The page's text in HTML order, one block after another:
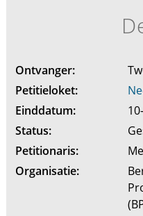
Ontvanger:
Petitieloket:
Einddatum:
Status:
Petitionaris:
Organisatie: